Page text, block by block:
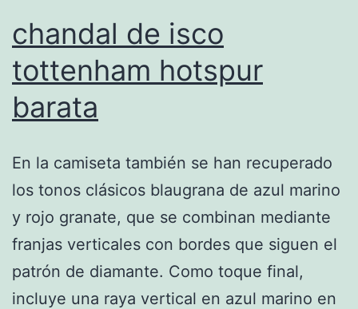
chandal de isco
tottenham hotspur
barata
En la camiseta también se han recuperado
los tonos clásicos blaugrana de azul marino
y rojo granate, que se combinan mediante
franjas verticales con bordes que siguen el
patrón de diamante. Como toque final,
incluye una raya vertical en azul marino en